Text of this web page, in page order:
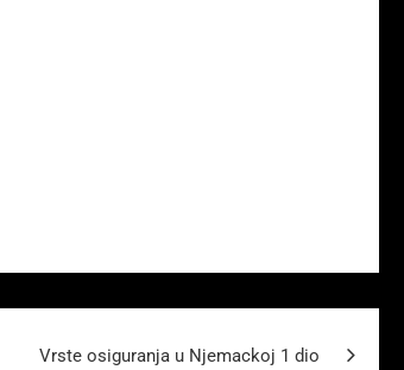
Vrste osiguranja u Njemackoj 1 dio